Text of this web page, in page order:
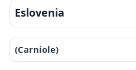
Eslovenia
(Carniole)